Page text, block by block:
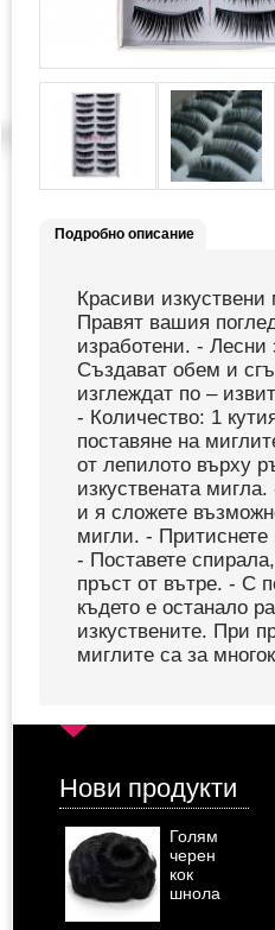
Подробно описание
Красиви
Правят вашия
изработени. - Лесни
Създават обем и
изглеждат по –
- Количество: 1
поставяне на
от лепилото върху
изкуствената
и я сложете
мигли. - Притиснете
- Поставете
пръст от вътре. - С
където е останало
изкуствените. При
миглите са за
Нови продукти
Голям
черен
кок
шнола